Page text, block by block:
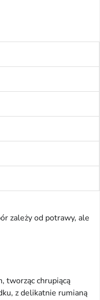
zależy od potrawy, ale
tworząc chrupiącą
z delikatnie rumianą